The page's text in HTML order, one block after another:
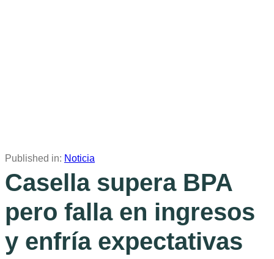
Published in: Noticia
Casella supera BPA
pero falla en ingresos
y enfría expectativas